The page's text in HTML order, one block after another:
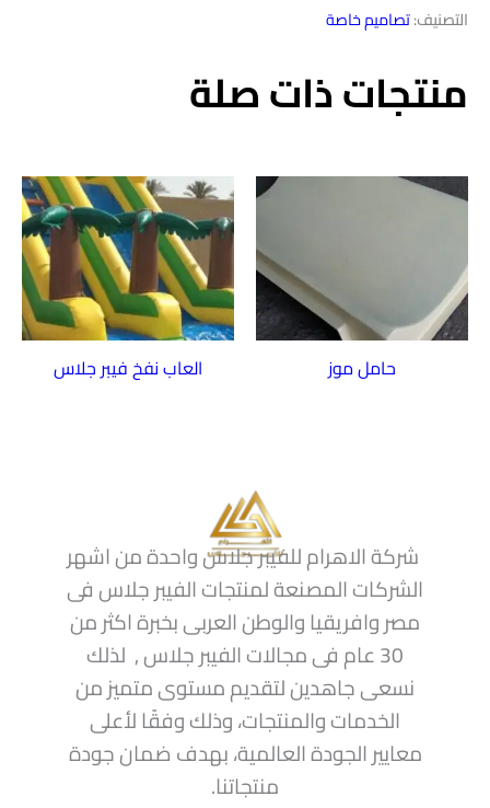
التصنيف:تصاميم خاصة
منتجات ذات صلة
حامل موز العاب نفخ فيبر جلاس
شركة الاهرام للفيبر جلاس واحدة من اشهر
الشركات المصنعة لمنتجات الفيبر جلاس فى
مصر وافريقيا والوطن العربى بخبرة اكثر من
30 عام فى مجالات الفيبر جلاس , لذلك
نسعى جاهدين لتقديم مستوى متميز من
الخدمات والمنتجات، وذلك وفقًا لأعلى
معايير الجودة العالمية، بهدف ضمان جودة
منتجاتنا.